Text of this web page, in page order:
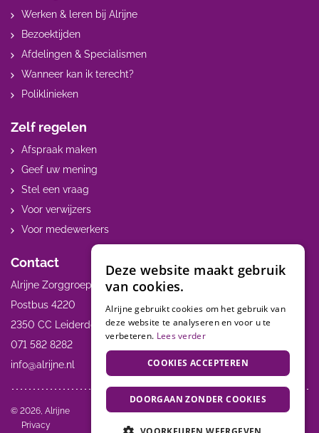
Werken & leren bij Alrijne
Bezoektijden
Afdelingen & Specialismen
Wanneer kan ik terecht?
Poliklinieken
Zelf regelen
Afspraak maken
Geef uw mening
Stel een vraag
Voor verwijzers
Voor medewerkers
Contact
Alrijne Zorggroep
Postbus 4220
2350 CC Leiderdorp
071 582 8282
info@alrijne.nl
© 2026, Alrijne
Privacy
Volg ons:
Deze website maakt gebruik
van cookies.
Alrijne gebruikt cookies om het gebruik van
deze website te analyseren en voor u te
verbeteren. Lees verder
COOKIES ACCEPTEREN
DOORGAAN ZONDER COOKIES